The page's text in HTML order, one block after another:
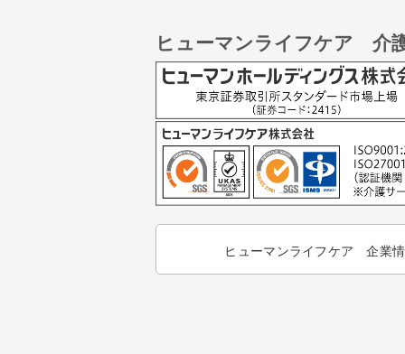
ヒューマンライフケア 介
ヒューマンライフケア 企業